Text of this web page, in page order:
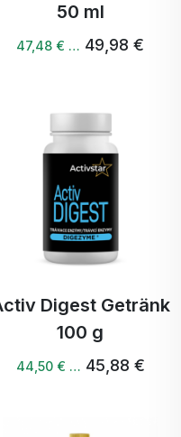
50 ml
47,48 € … 49,98 €
Digest Getränk
100 g
44,50 € … 45,88 €